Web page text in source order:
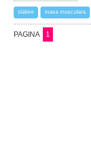
slabire masa musculara
PAGINA 1